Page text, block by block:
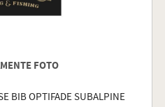
FOTO
BIB OPTIFADE SUBALPINE